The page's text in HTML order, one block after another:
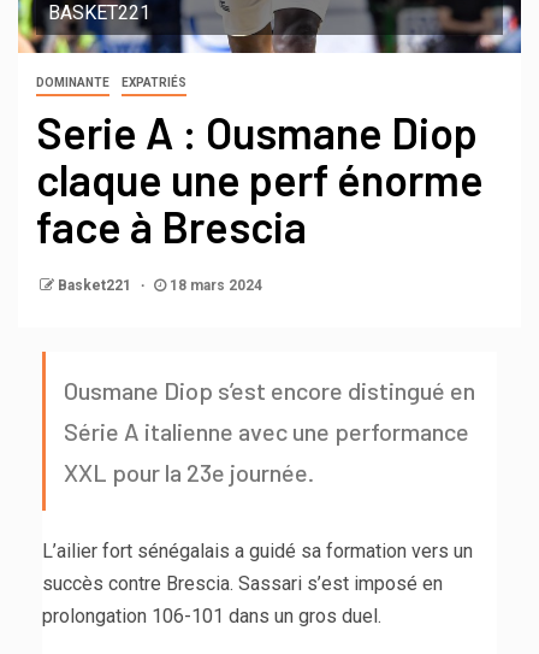
BASKET221
DOMINANTE EXPATRIÉS
Serie A : Ousmane Diop
claque une perf énorme
face à Brescia
Basket221 18 mars 2024
Ousmane Diop s’est encore distingué en
Série A italienne avec une performance
XXL pour la 23e journée.
L’ailier fort sénégalais a guidé sa formation vers un
succès contre Brescia. Sassari s’est imposé en
prolongation 106-101 dans un gros duel.